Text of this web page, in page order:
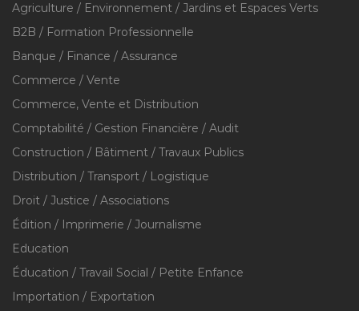
Agriculture / Environnement / Jardins et Espaces Verts
B2B / Formation Professionnelle
Banque / Finance / Assurance
Commerce / Vente
Commerce, Vente et Distribution
Comptabilité / Gestion Financière / Audit
Construction / Bâtiment / Travaux Publics
Distribution / Transport / Logistique
Droit / Justice / Associations
Édition / Imprimerie / Journalisme
Education
Éducation / Travail Social / Petite Enfance
Importation / Exportation